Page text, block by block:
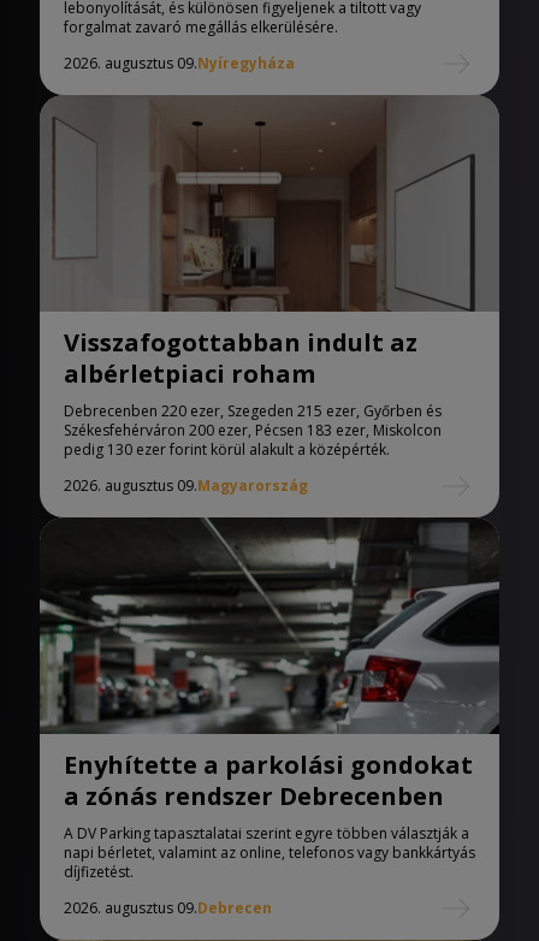
lebonyolítását, és különösen figyeljenek a tiltott vagy
forgalmat zavaró megállás elkerülésére.
2026. augusztus 09.Nyíregyháza
Visszafogottabban indult az
albérletpiaci roham
Debrecenben 220 ezer, Szegeden 215 ezer, Győrben és
Székesfehérváron 200 ezer, Pécsen 183 ezer, Miskolcon
pedig 130 ezer forint körül alakult a középérték.
2026. augusztus 09.Magyarország
Enyhítette a parkolási gondokat
a zónás rendszer Debrecenben
A DV Parking tapasztalatai szerint egyre többen választják a
napi bérletet, valamint az online, telefonos vagy bankkártyás
díjfizetést.
2026. augusztus 09.Debrecen